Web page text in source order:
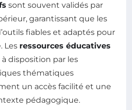
sont souvent validés par
garantissant que les
fiables et adaptés pour
Les ressources éducatives
à disposition par les
thématiques
un accès facilité et une
pédagogique.